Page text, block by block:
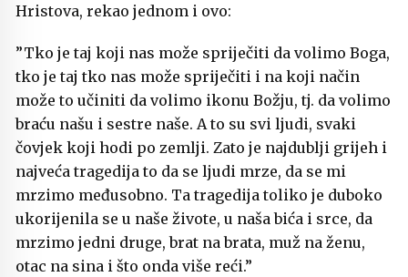
Hristova, rekao jednom i ovo:
”Tko je taj koji nas može spriječiti da volimo Boga,
tko je taj tko nas može spriječiti i na koji način
može to učiniti da volimo ikonu Božju, tj. da volimo
braću našu i sestre naše. A to su svi ljudi, svaki
čovjek koji hodi po zemlji. Zato je najdublji grijeh i
najveća tragedija to da se ljudi mrze, da se mi
mrzimo međusobno. Ta tragedija toliko je duboko
ukorijenila se u naše živote, u naša bića i srce, da
mrzimo jedni druge, brat na brata, muž na ženu,
otac na sina i što onda više reći.”